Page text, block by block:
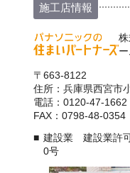
施工店情報
〒663-8122
住所：兵庫県西宮市
電話：0120-47-1662
FAX：0798-48-0354
建設業 建設業許
0号